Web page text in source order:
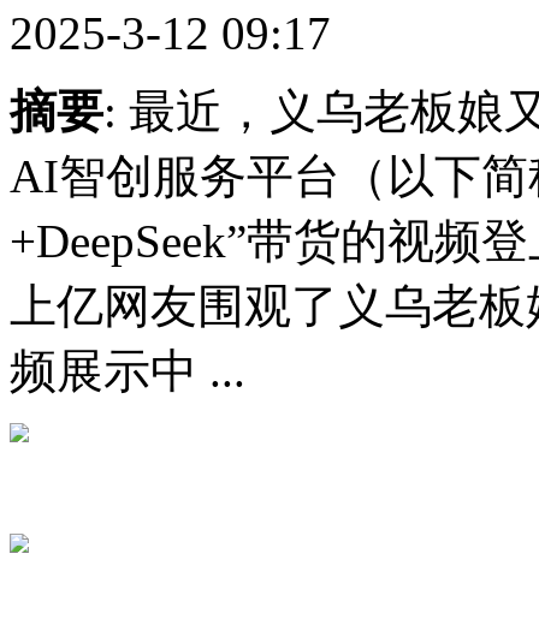
2025-3-12 09:17
摘要: 最近，义乌老板娘
AI智创服务平台（以下
+DeepSeek”带货的视频
上亿网友围观了义乌老
频展示中 ...